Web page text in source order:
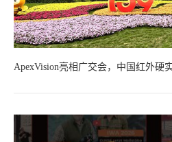
ApexVision亮相广交会，中国红外硬